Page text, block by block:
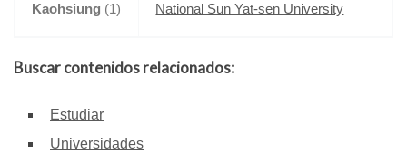
Kaohsiung (1) National Sun Yat-sen University
Buscar contenidos relacionados:
Estudiar
Universidades